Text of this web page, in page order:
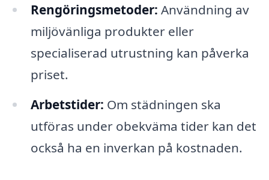
Rengöringsmetoder: Användning av
miljövänliga produkter eller
specialiserad utrustning kan påverka
priset.
Arbetstider: Om städningen ska
utföras under obekväma tider kan det
också ha en inverkan på kostnaden.